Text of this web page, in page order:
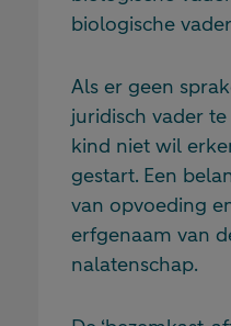
biologische
Als er geen
juridisch vader
kind niet wil
gestart. Een
van opvoeding
erfgenaam van
nalatenschap.